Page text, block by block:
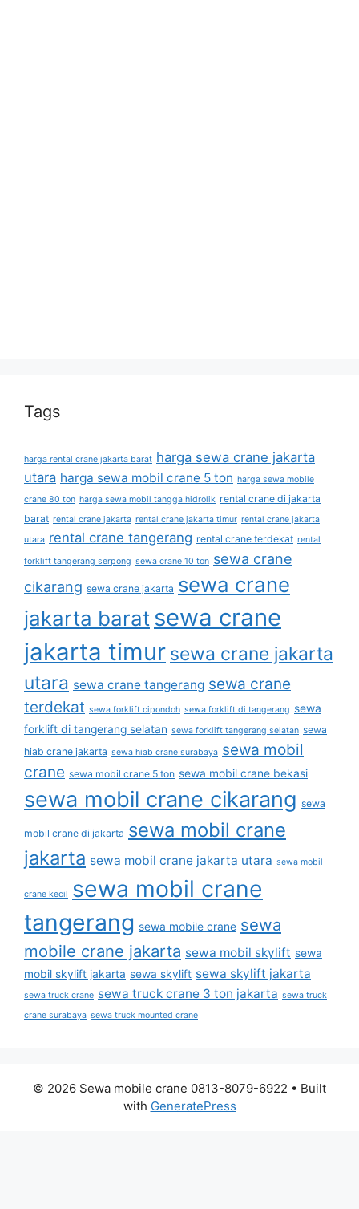
Tags
harga rental crane jakarta barat harga sewa crane jakarta
utara harga sewa mobil crane 5 ton harga sewa mobile
crane 80 ton harga sewa mobil tangga hidrolik rental crane di jakarta
barat rental crane jakarta rental crane jakarta timur rental crane jakarta
utara rental crane tangerang rental crane terdekat rental
forklift tangerang serpong sewa crane 10 ton sewa crane
cikarang sewa crane jakarta sewa crane
jakarta baratsewa crane
jakarta timur sewa crane jakarta
utara sewa crane tangerang sewa crane
terdekat sewa forklift cipondoh sewa forklift di tangerang sewa
forklift di tangerang selatan sewa forklift tangerang selatan sewa
hiab crane jakarta sewa hiab crane surabaya sewa mobil
crane sewa mobil crane 5 ton sewa mobil crane bekasi
sewa mobil crane cikarang sewa
mobil crane di jakarta sewa mobil crane
jakarta sewa mobil crane jakarta utara sewa mobil
crane kecil sewa mobil crane
tangerang sewa mobile crane sewa
mobile crane jakarta sewa mobil skylift sewa
mobil skylift jakarta sewa skylift sewa skylift jakarta
sewa truck crane sewa truck crane 3 ton jakarta sewa truck
crane surabaya sewa truck mounted crane
© 2026 Sewa mobile crane 0813-8079-6922 • Built
with GeneratePress